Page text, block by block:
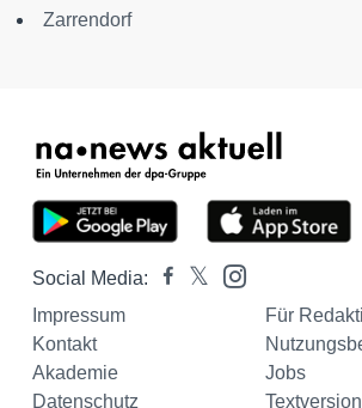
Zarrendorf
Social Media:
Impressum
Für
Kontakt
Akademie
Jobs
Datenschutz
Textversion